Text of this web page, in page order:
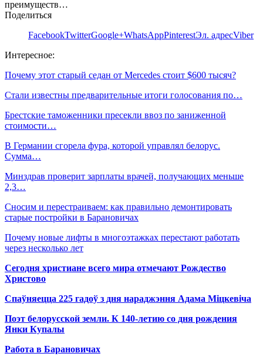
преимуществ…
Поделиться
FacebookTwitterGoogle+WhatsAppPinterestЭл. адресViber
Интересное:
Почему этот старый седан от Mercedes стоит $600 тысяч?
Стали известны предварительные итоги голосования по…
Брестские таможенники пресекли ввоз по заниженной
стоимости…
В Германии сгорела фура, которой управлял белорус.
Сумма…
Минздрав проверит зарплаты врачей, получающих меньше
2,3…
Сносим и перестраиваем: как правильно демонтировать
старые постройки в Барановичах
Почему новые лифты в многоэтажках перестают работать
через несколько лет
Сегодня христиане всего мира отмечают Рождество
Христово
Спаўняецца 225 гадоў з дня нараджэння Адама Міцкевіча
Поэт белорусской земли. К 140-летию со дня рождения
Янки Купалы
Работа в Барановичах